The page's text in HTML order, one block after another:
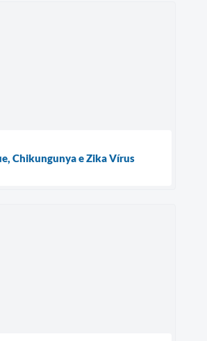
Chikungunya e Zika Vírus